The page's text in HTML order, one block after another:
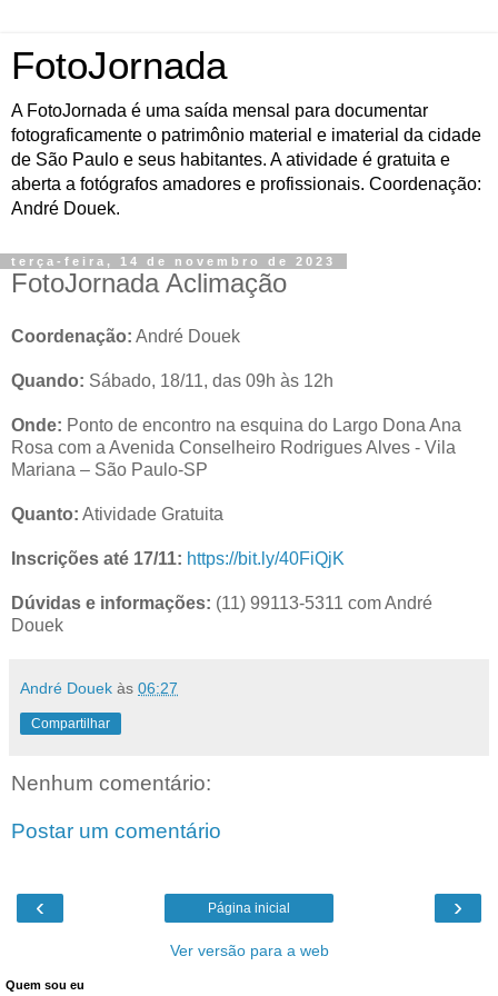
FotoJornada
A FotoJornada é uma saída mensal para documentar
fotograficamente o patrimônio material e imaterial da cidade
de São Paulo e seus habitantes. A atividade é gratuita e
aberta a fotógrafos amadores e profissionais. Coordenação:
André Douek.
terça-feira, 14 de novembro de 2023
FotoJornada Aclimação
Coordenação: André Douek
Quando: Sábado, 18/11, das 09h às 12h
Onde: Ponto de encontro na esquina do Largo Dona Ana
Rosa com a Avenida Conselheiro Rodrigues Alves - Vila
Mariana – São Paulo-SP
Quanto: Atividade Gratuita
Inscrições até 17/11: https://bit.ly/40FiQjK
Dúvidas e informações: (11) 99113-5311 com André
Douek
André Douek às 06:27
Compartilhar
Nenhum comentário:
Postar um comentário
‹ ›
Página inicial
Ver versão para a web
Quem sou eu